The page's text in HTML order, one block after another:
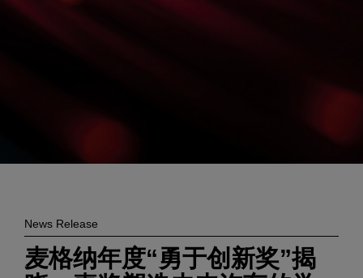
News Release
麦格纳年度“勇于创新奖”揭